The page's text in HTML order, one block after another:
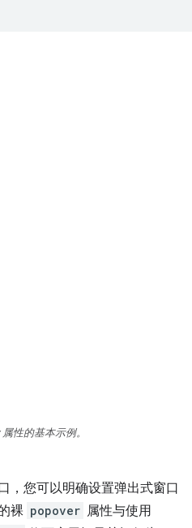
性的基本示例。
，您可以明确设置弹出式窗口
裸 popover 属性与使用